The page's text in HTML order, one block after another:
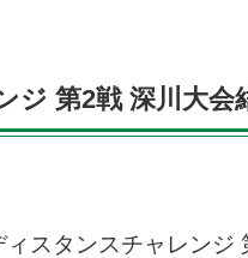
ジ 第2戦 深川大会
スタンスチャレンジ